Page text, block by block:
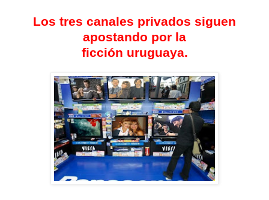
Los tres canales privados siguen
apostando por la
ficción uruguaya.